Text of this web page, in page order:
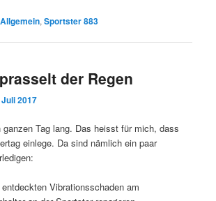
Allgemein,Sportster 883
der Regen
Juli 2017
Tag lang. Das heisst für mich, dass
einlege. Da sind nämlich ein paar
Vibrationsschaden am